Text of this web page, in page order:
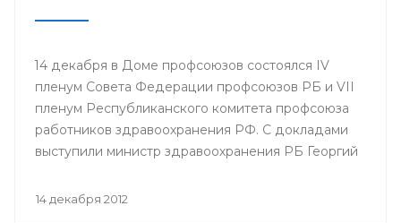
14 декабря в Доме профсоюзов состоялся IV
пленум Совета Федерации профсоюзов РБ и VII
пленум Республиканского комитета профсоюза
работников здравоохранения РФ. С докладами
выступили министр здравоохранения РБ Георгий
организации Башкортостана профсоюза
14 декабря 2012